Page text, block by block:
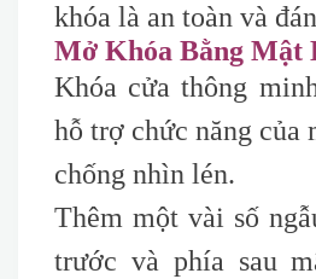
khóa là an toàn và
Mở Khóa Bằng Mật
Khóa cửa thông
hỗ trợ chức năng của
chống nhìn lén.
Thêm một vài số
trước và phía sau